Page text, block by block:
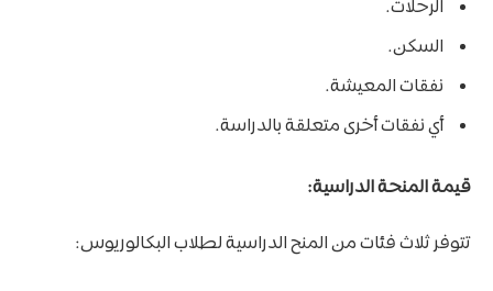
الرحلات.
السكن.
نفقات المعيشة.
أي نفقات أخرى متعلقة بالدراسة.
قيمة المنحة الدراسية:
تتوفر ثلاث فئات من المنح الدراسية لطلاب البكالوريوس: